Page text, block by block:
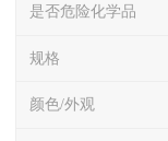
是否危险化学品
规格
颜色/外观